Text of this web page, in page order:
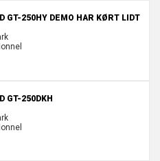
LIDT
GT-250HY DEMO HAR KØRT LIDT
GT-250DKH